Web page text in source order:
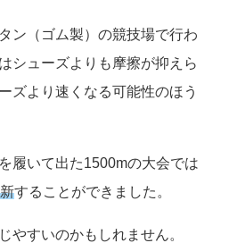
ン（ゴム製）の競技場で行わ
シューズよりも摩擦が抑えら
ズより速くなる可能性のほう
履いて出た1500mの大会では
することができました。
やすいのかもしれません。